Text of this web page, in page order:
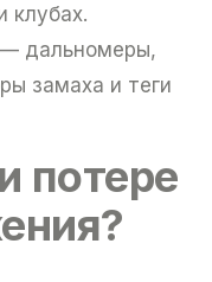
клубах.
— дальномеры,
замаха и теги
потере